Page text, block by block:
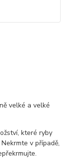
velké a velké
které ryby
v případě,